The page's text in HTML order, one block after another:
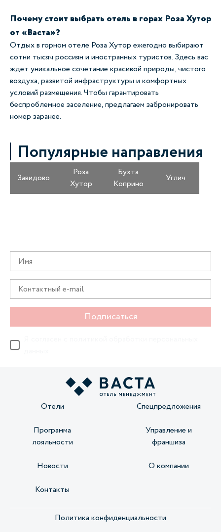
Почему стоит выбрать отель в горах Роза Хутор
от «Васта»?
Отдых в горном отеле Роза Хутор ежегодно выбирают
сотни тысяч россиян и иностранных туристов. Здесь вас
ждет уникальное сочетание красивой природы, чистого
воздуха, развитой инфраструктуры и комфортных
условий размещения. Чтобы гарантировать
беспроблемное заселение, предлагаем забронировать
номер заранее.
Популярные направления
Завидово
Роза
Хутор
Бухта
Коприно
Углич
Подписаться
Отели Спецпредложения
Программа
лояльности
Управление и
франшиза
Новости О компании
Контакты
Политика конфиденциальности